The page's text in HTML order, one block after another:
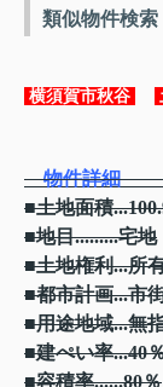
類似物件検索
横須賀市秋谷
物件詳細
■土地面積
■地目.........宅地
■土地権利...所
■都市計画...市
■用途地域...無
■建ぺい率...40
■容積率......80％